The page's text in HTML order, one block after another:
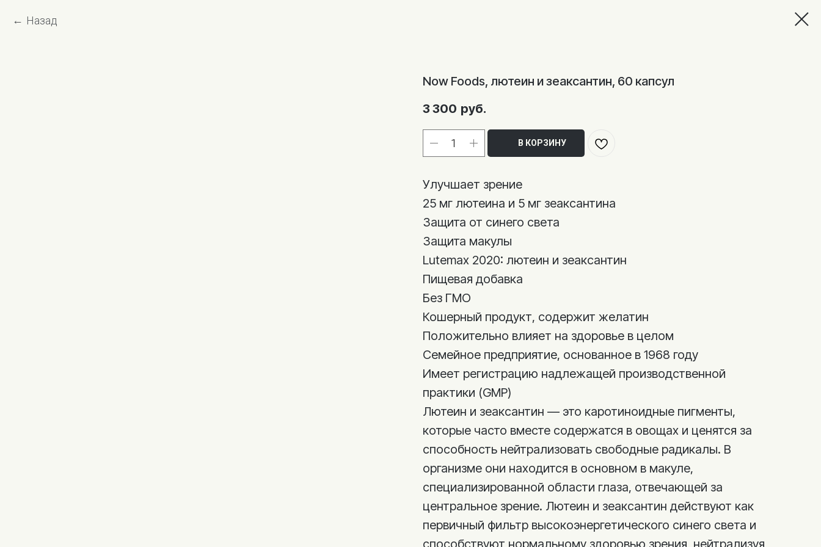
Назад
Now Foods, лютеин и зеаксантин, 60 капсул
3 300 руб.
В КОРЗИНУ
Улучшает зрение
25 мг лютеина и 5 мг зеаксантина
Защита от синего света
Защита макулы
Lutemax 2020: лютеин и зеаксантин
Пищевая добавка
Без ГМО
Кошерный продукт, содержит желатин
Положительно влияет на здоровье в целом
Семейное предприятие, основанное в 1968 году
Имеет регистрацию надлежащей производственной
практики (GMP)
Лютеин и зеаксантин — это каротиноидные пигменты,
которые часто вместе содержатся в овощах и ценятся за
способность нейтрализовать свободные радикалы. В
организме они находится в основном в макуле,
специализированной области глаза, отвечающей за
центральное зрение. Лютеин и зеаксантин действуют как
первичный фильтр высокоэнергетического синего света и
способствуют нормальному здоровью зрения, нейтрализуя